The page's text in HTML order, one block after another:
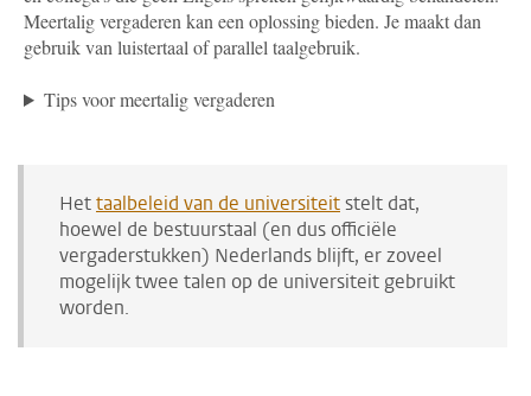
Meertalig vergaderen kan een oplossing bieden. Je maakt dan
gebruik van luistertaal of parallel taalgebruik.
Tips voor meertalig vergaderen
Hettaalbeleid van de universiteitstelt dat,
hoewel de bestuurstaal (en dus officiële
vergaderstukken) Nederlands blijft, er zoveel
mogelijk twee talen op de universiteit gebruikt
worden.